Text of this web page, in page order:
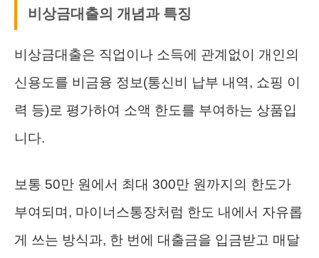
비상금대출의 개념과 특징
비상금대출은 직업이나 소득에 관계없이 개인의
신용도를 비금융 정보(통신비 납부 내역, 쇼핑 이
력 등)로 평가하여 소액 한도를 부여하는 상품입
니다.
보통 50만 원에서 최대 300만 원까지의 한도가
부여되며, 마이너스통장처럼 한도 내에서 자유롭
게 쓰는 방식과, 한 번에 대출금을 입금받고 매달